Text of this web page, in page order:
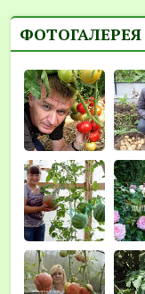
ФОТОГАЛЕРЕЯ